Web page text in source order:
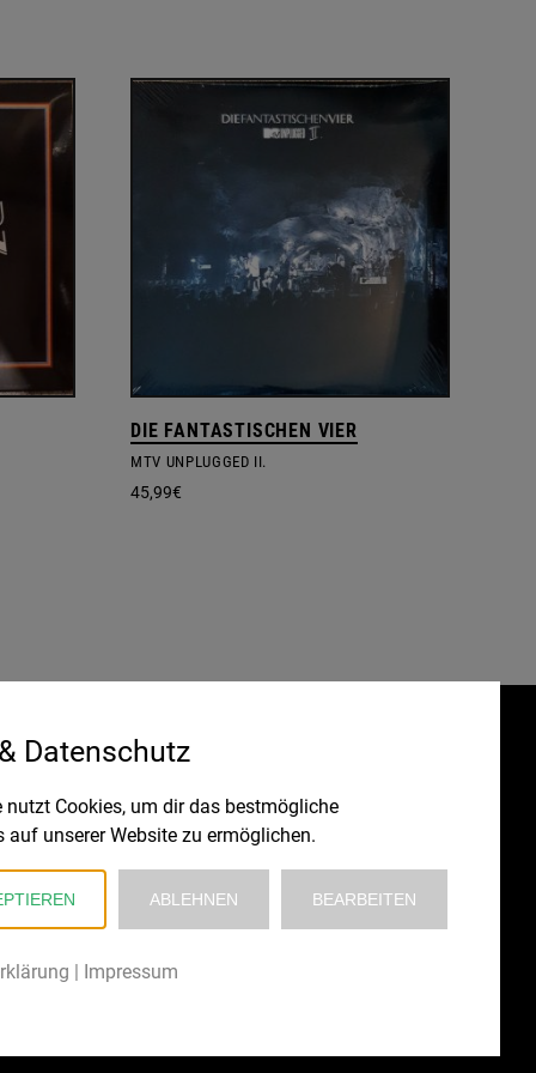
DIE FANTASTISCHEN VIER
MTV UNPLUGGED II.
45,99€
Datenschutz
nutzt Cookies, um dir das bestmögliche
auf unserer Website zu ermöglichen.
ABLEHNEN BEARBEITEN
| Impressum